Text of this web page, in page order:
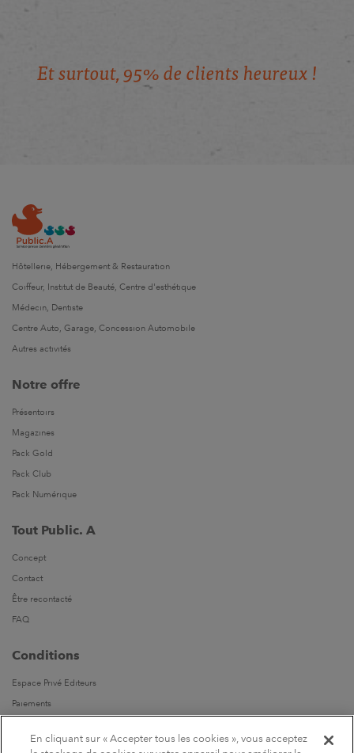
Et surtout, 95% de clients heureux !
Hôtellerie, Hébergement & Restauration
Coiffeur, Institut de Beauté, Centre d'esthétique
Médecin, Dentiste
Centre Auto, Garage, Concession Automobile
Autres activités
Notre offre
Présentoirs
Magazines
Pack Gold
Pack Club
Pack Numérique
Tout Public. A
Concept
Contact
Être recontacté
FAQ
Conditions
Espace Privé Editeurs
Paiements
Parrainages
En cliquant sur « Accepter tous les cookies », vous acceptez